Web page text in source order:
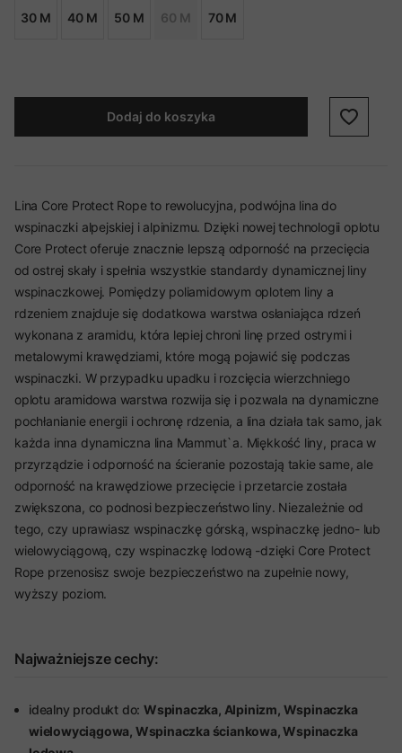
30 M 40 M 50 M 60 M 70 M
Dodaj do koszyka
Lina Core Protect Rope to rewolucyjna, podwójna lina do
wspinaczki alpejskiej i alpinizmu. Dzięki nowej technologii oplotu
Core Protect oferuje znacznie lepszą odporność na przecięcia
od ostrej skały i spełnia wszystkie standardy dynamicznej liny
wspinaczkowej. Pomiędzy poliamidowym oplotem liny a
rdzeniem znajduje się dodatkowa warstwa osłaniająca rdzeń
wykonana z aramidu, która lepiej chroni linę przed ostrymi i
metalowymi krawędziami, które mogą pojawić się podczas
wspinaczki. W przypadku upadku i rozcięcia wierzchniego
oplotu aramidowa warstwa rozwija się i pozwala na dynamiczne
pochłanianie energii i ochronę rdzenia, a lina działa tak samo, jak
każda inna dynamiczna lina Mammut`a. Miękkość liny, praca w
przyrządzie i odporność na ścieranie pozostają takie same, ale
odporność na krawędziowe przecięcie i przetarcie została
zwiększona, co podnosi bezpieczeństwo liny. Niezależnie od
tego, czy uprawiasz wspinaczkę górską, wspinaczkę jedno- lub
wielowyciągową, czy wspinaczkę lodową -dzięki Core Protect
Rope przenosisz swoje bezpieczeństwo na zupełnie nowy,
wyższy poziom.
Najważniejsze cechy:
idealny produkt do: Wspinaczka, Alpinizm, Wspinaczka
wielowyciągowa, Wspinaczka ściankowa, Wspinaczka